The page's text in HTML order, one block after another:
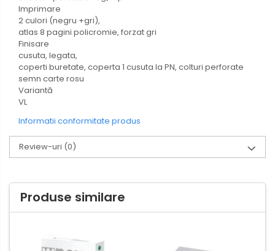
Imprimare
2 culori (negru +gri),
atlas 8 pagini policromie, forzat gri
Finisare
cusuta, legata,
coperti buretate, coperta 1 cusuta la PN, colturi perforate
semn carte rosu
Variantă
VL
Informatii conformitate produs
Review-uri (0)
Produse similare